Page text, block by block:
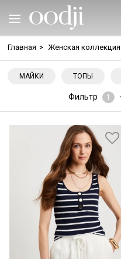
Главная > Женская коллекция
МАЙКИ ТОПЫ
Фильтр 1